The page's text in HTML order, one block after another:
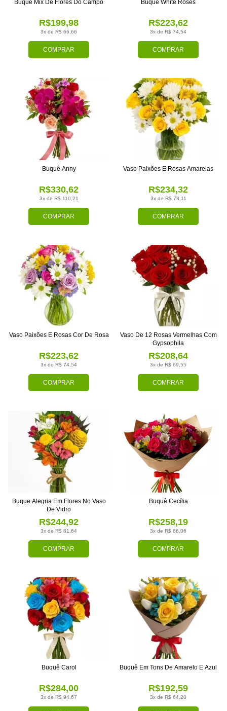
COMPRAR
3x de R$ 66,66
R$199,98
Buquê Mix De Flores Do Campo
COMPRAR
3x de R$ 74,54
R$223,62
Buquê White Roses
COMPRAR
3x de R$ 110,21
R$330,62
Buquê Anny
COMPRAR
3x de R$ 78,11
R$234,32
Vaso Paixões E Rosas Amarelas
COMPRAR
3x de R$ 74,54
R$223,62
Vaso Paixões E Rosas Cor De Rosa
COMPRAR
3x de R$ 69,55
R$208,64
Vaso De 12 Rosas Vermelhas Com
Gypsophila
COMPRAR
3x de R$ 81,64
R$244,92
Buque Alegria Em Flores No Vaso
De Vidro
COMPRAR
3x de R$ 86,06
R$258,19
Buquê Cecília
3x de R$ 94,67
R$284,00
Buquê Carol
3x de R$ 64,20
R$192,59
Buquê Em Tons De Amarelo E Azul